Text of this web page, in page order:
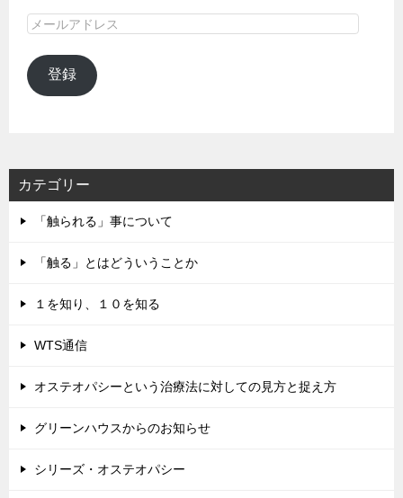
メ
ル
ア
登録
カテゴリー
「触られる」事について
「触る」とはどういうことか
１を知り、１０を知る
WTS通信
オステオパシーという治療法に対しての見方と捉え方
グリーンハウスからのお知らせ
シリーズ・オステオパシー